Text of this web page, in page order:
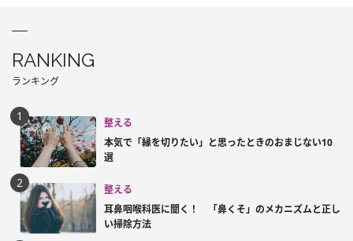
RANKING
ランキング
整える
本気で「縁を切りたい」と思ったときのおまじない10
選
整える
耳鼻咽喉科医に聞く！ 「鼻くそ」のメカニズムと正し
い掃除方法